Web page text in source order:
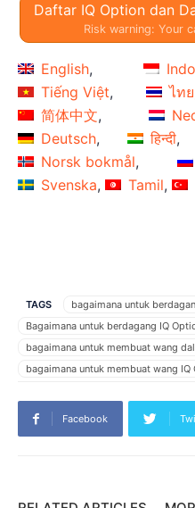
Daftar IQ Option dan
Risk warning: Your
English
Tiếng Việt
ไทย
简体中文
Deutsch
हिन्दी
Norsk bokmål
Svenska
Tamil
TAGS
bagaimana untuk
Bagaimana untuk berdagang IQ
bagaimana untuk membuat wang
bagaimana untuk membuat wang IQ
IQ Option untuk pemula
isyarat
Kaedah dagangan IQ Option
Facebook